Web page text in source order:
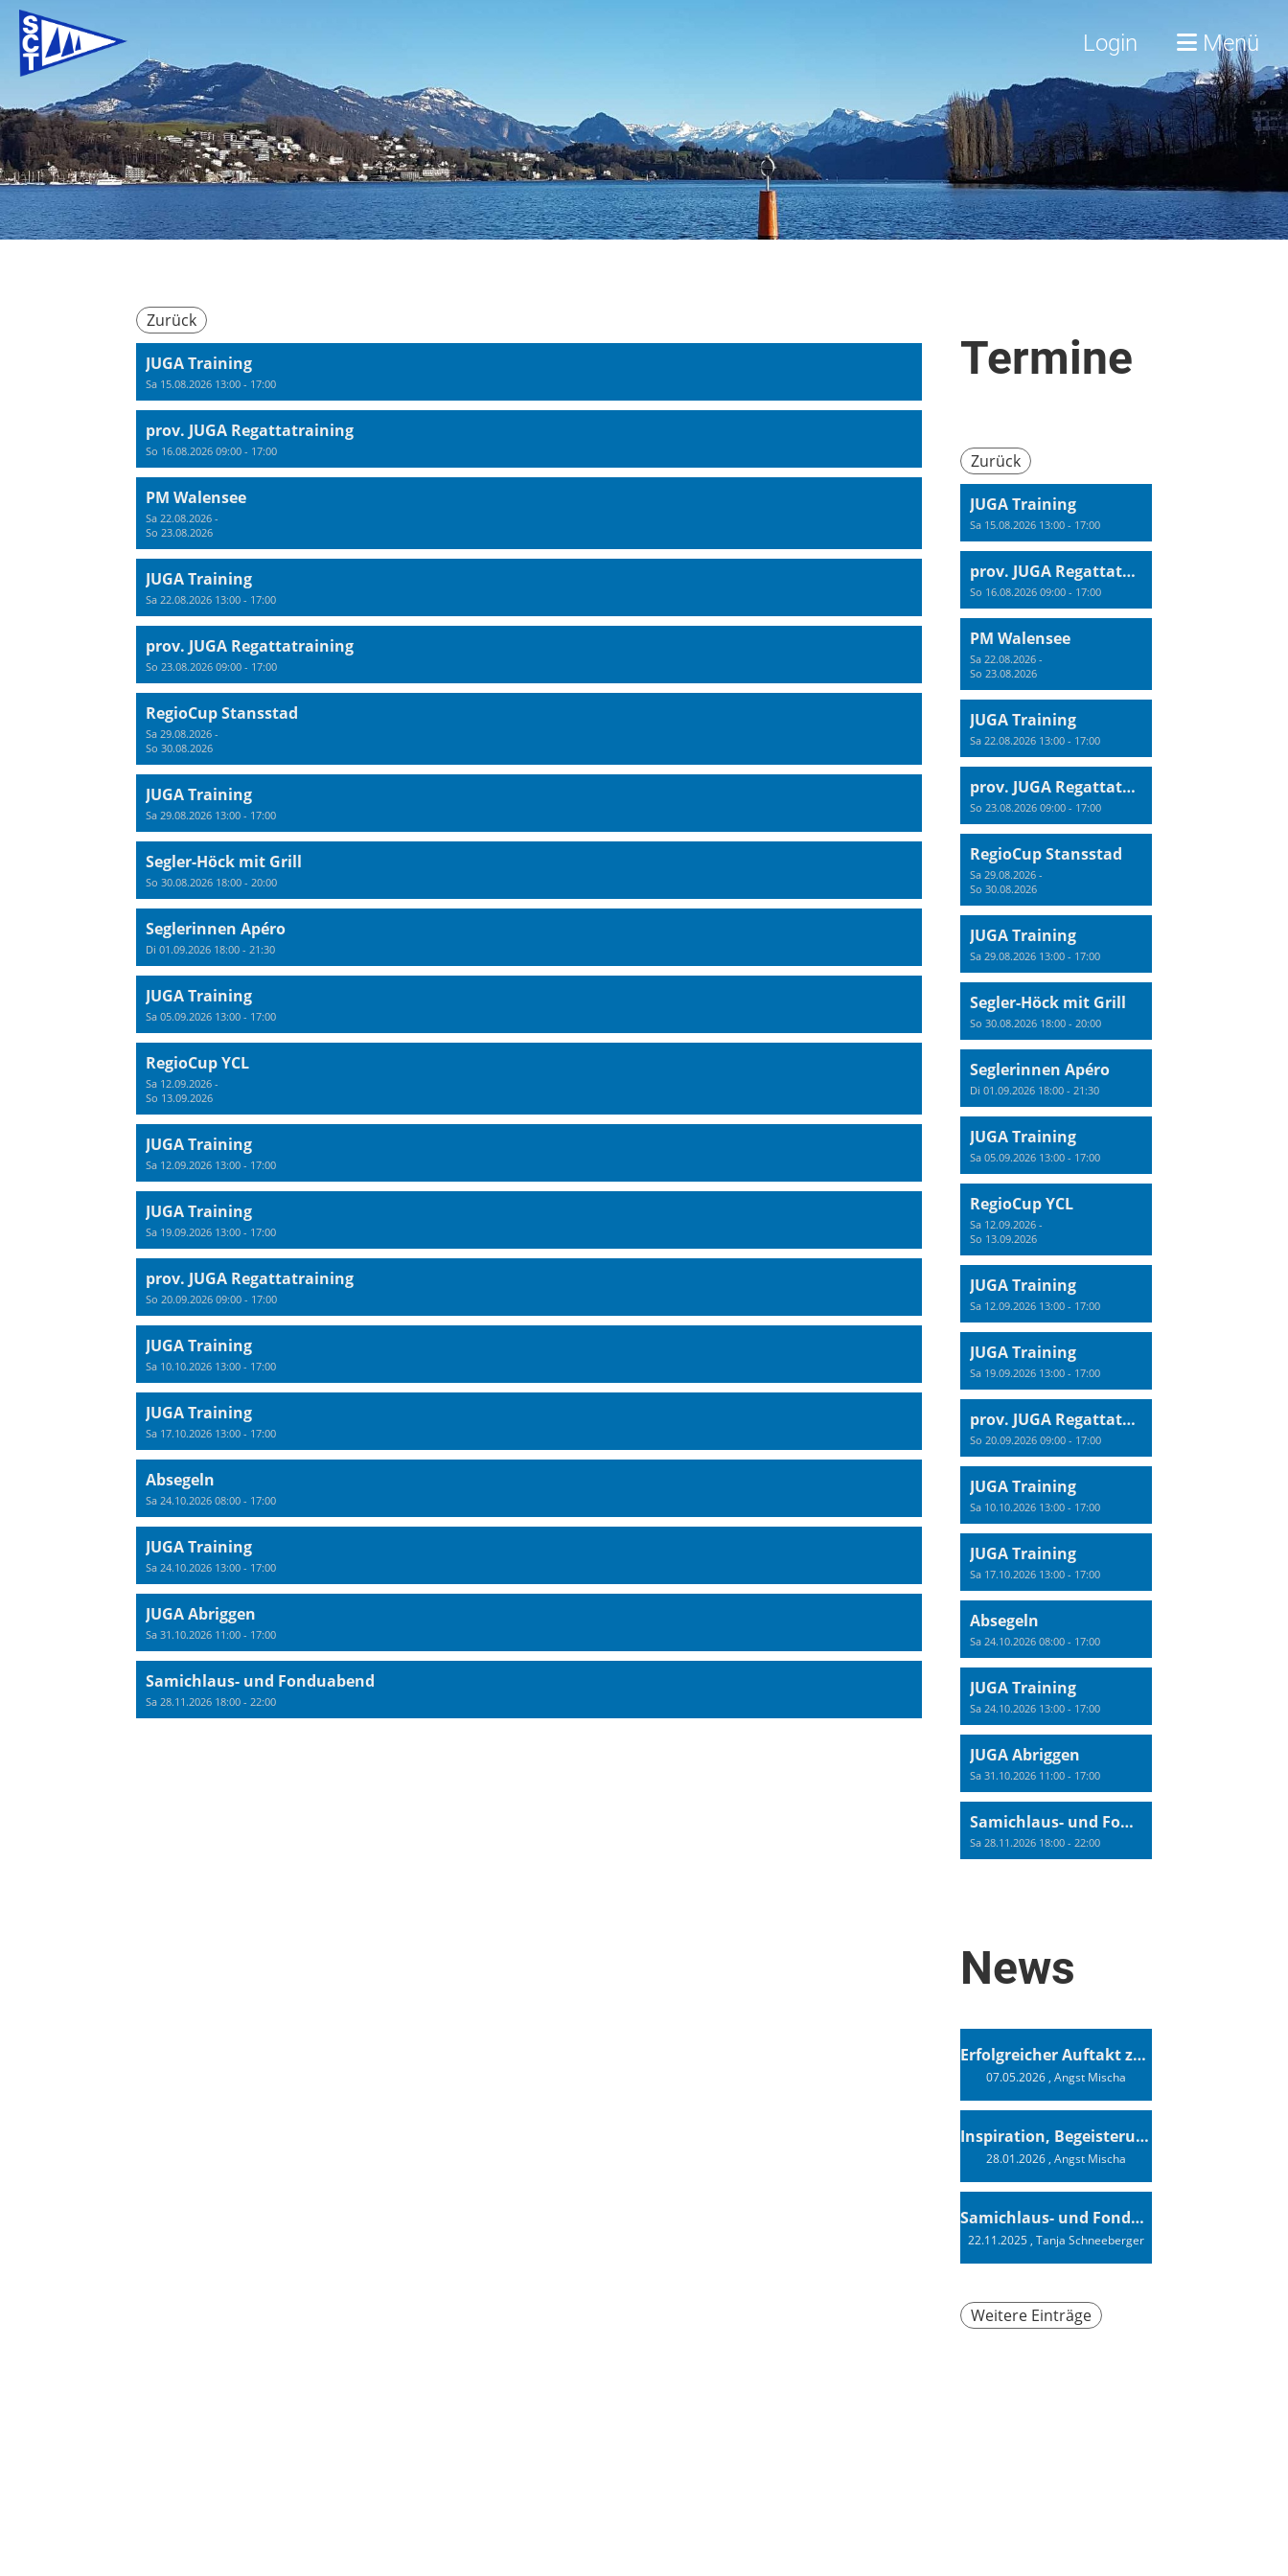
Login Menü
Zurück
JUGA Training
Sa 15.08.2026 13:00 - 17:00
prov. JUGA Regattatraining
So 16.08.2026 09:00 - 17:00
PM Walensee
Sa 22.08.2026 -
So 23.08.2026
JUGA Training
Sa 22.08.2026 13:00 - 17:00
prov. JUGA Regattatraining
So 23.08.2026 09:00 - 17:00
RegioCup Stansstad
Sa 29.08.2026 -
So 30.08.2026
JUGA Training
Sa 29.08.2026 13:00 - 17:00
Segler-Höck mit Grill
So 30.08.2026 18:00 - 20:00
Seglerinnen Apéro
Di 01.09.2026 18:00 - 21:30
JUGA Training
Sa 05.09.2026 13:00 - 17:00
RegioCup YCL
Sa 12.09.2026 -
So 13.09.2026
JUGA Training
Sa 12.09.2026 13:00 - 17:00
JUGA Training
Sa 19.09.2026 13:00 - 17:00
prov. JUGA Regattatraining
So 20.09.2026 09:00 - 17:00
JUGA Training
Sa 10.10.2026 13:00 - 17:00
JUGA Training
Sa 17.10.2026 13:00 - 17:00
Absegeln
Sa 24.10.2026 08:00 - 17:00
JUGA Training
Sa 24.10.2026 13:00 - 17:00
JUGA Abriggen
Sa 31.10.2026 11:00 - 17:00
Samichlaus- und Fonduabend
Sa 28.11.2026 18:00 - 22:00
Termine
Zurück
JUGA Training
Sa 15.08.2026 13:00 - 17:00
prov. JUGA Regattatraining
So 16.08.2026 09:00 - 17:00
PM Walensee
Sa 22.08.2026 -
So 23.08.2026
JUGA Training
Sa 22.08.2026 13:00 - 17:00
prov. JUGA Regattatraining
So 23.08.2026 09:00 - 17:00
RegioCup Stansstad
Sa 29.08.2026 -
So 30.08.2026
JUGA Training
Sa 29.08.2026 13:00 - 17:00
Segler-Höck mit Grill
So 30.08.2026 18:00 - 20:00
Seglerinnen Apéro
Di 01.09.2026 18:00 - 21:30
JUGA Training
Sa 05.09.2026 13:00 - 17:00
RegioCup YCL
Sa 12.09.2026 -
So 13.09.2026
JUGA Training
Sa 12.09.2026 13:00 - 17:00
JUGA Training
Sa 19.09.2026 13:00 - 17:00
prov. JUGA Regattatraining
So 20.09.2026 09:00 - 17:00
JUGA Training
Sa 10.10.2026 13:00 - 17:00
JUGA Training
Sa 17.10.2026 13:00 - 17:00
Absegeln
Sa 24.10.2026 08:00 - 17:00
JUGA Training
Sa 24.10.2026 13:00 - 17:00
JUGA Abriggen
Sa 31.10.2026 11:00 - 17:00
Samichlaus- und Fonduabend
Sa 28.11.2026 18:00 - 22:00
News
Erfolgreicher Auftakt zur Swiss Sailing Challenge League 2026
07.05.2026, Angst Mischa
Inspiration, Begeisterung - Ein Vortrag von Vendée-Globe-Finisher Oliver Heer
28.01.2026, Angst Mischa
Samichlaus- und Fonduabend
22.11.2025, Tanja Schneeberger
Weitere Einträge